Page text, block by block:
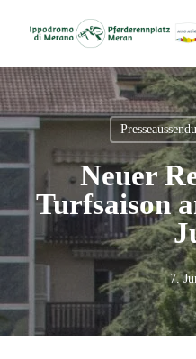
content
Neuer
Turfsaison
7.